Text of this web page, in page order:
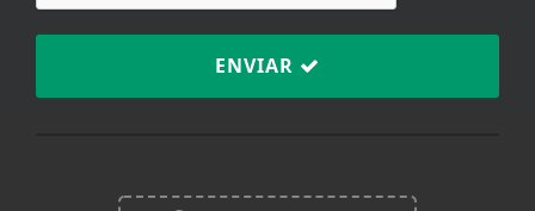
ENVIAR
experiência de navegação. Ao continuar o acesso,